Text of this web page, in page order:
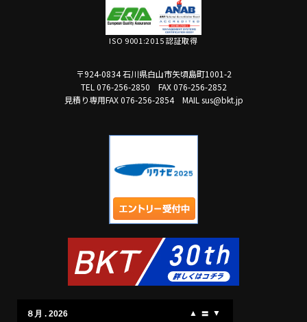
ISO 9001:2015 認証取得
〒924-0834 石川県白山市矢頃島町1001-2
TEL 076-256-2850
FAX 076-256-2852
見積り専用FAX 076-256-2854
MAIL sus@bkt.jp